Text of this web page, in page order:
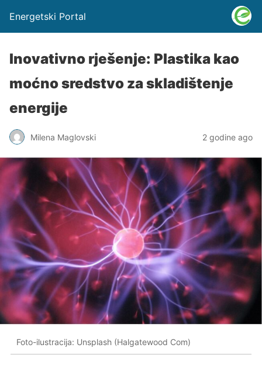
Energetski Portal
Inovativno rješenje: Plastika kao
moćno sredstvo za skladištenje
energije
Milena Maglovski 2 godine ago
Foto-ilustracija: Unsplash (Halgatewood Com)